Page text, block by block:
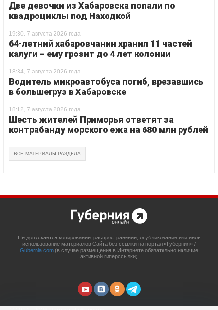
Две девочки из Хабаровска попали по
квадроциклы под Находкой
19:30, 7 августа 2026 года
64-летний хабаровчанин хранил 11 частей
калуги – ему грозит до 4 лет колонии
18:34, 7 августа 2026 года
Водитель микроавтобуса погиб, врезавшись
в большегруз в Хабаровске
18:12, 7 августа 2026 года
Шесть жителей Приморья ответят за
контрабанду морского ежа на 680 млн рублей
ВСЕ МАТЕРИАЛЫ РАЗДЕЛА
Не допускается копирование, распространение, опубликование или иное
использование материалов Сайта без ссылки на портал «Губерния» /
Gubernia.com (в случае размещения в Интернете обязательно наличие
активной гиперссылки)